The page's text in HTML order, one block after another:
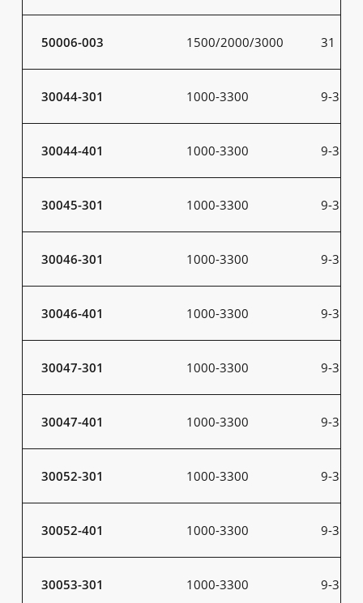
50006-003 1500/2000/3000 31
30044-301 1000-3300 9-31
30044-401 1000-3300 9-31
30045-301 1000-3300 9-31
30046-301 1000-3300 9-31
30046-401 1000-3300 9-31
30047-301 1000-3300 9-31
30047-401 1000-3300 9-31
30052-301 1000-3300 9-31
30052-401 1000-3300 9-31
30053-301 1000-3300 9-31